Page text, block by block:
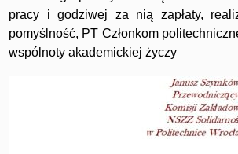
pracy i godziwej za nią zapłaty,
pomyślność, PT Członkom
wspólnoty akademickiej życzy